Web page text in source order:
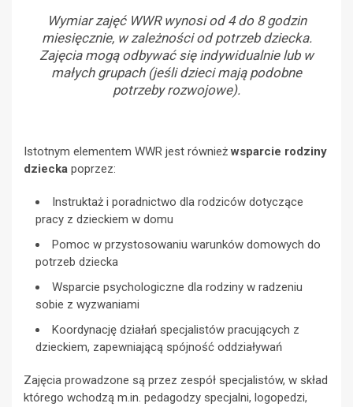
Wymiar zajęć WWR wynosi od 4 do 8 godzin
miesięcznie, w zależności od potrzeb dziecka.
Zajęcia mogą odbywać się indywidualnie lub w
małych grupach (jeśli dzieci mają podobne
potrzeby rozwojowe).
Istotnym elementem WWR jest równieżwsparcie rodziny
dziecka poprzez:
Instruktaż i poradnictwo dla rodziców dotyczące
pracy z dzieckiem w domu
Pomoc w przystosowaniu warunków domowych do
potrzeb dziecka
Wsparcie psychologiczne dla rodziny w radzeniu
sobie z wyzwaniami
Koordynację działań specjalistów pracujących z
dzieckiem, zapewniającą spójność oddziaływań
Zajęcia prowadzone są przez zespół specjalistów, w skład
którego wchodzą m.in. pedagodzy specjalni, logopedzi,